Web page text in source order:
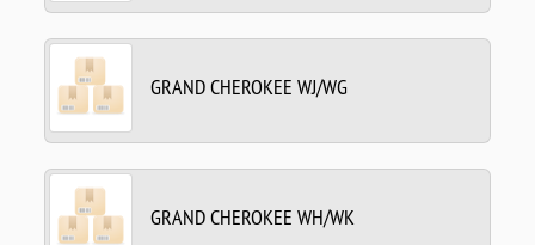
GRAND CHEROKEE WJ/WG
GRAND CHEROKEE WH/WK